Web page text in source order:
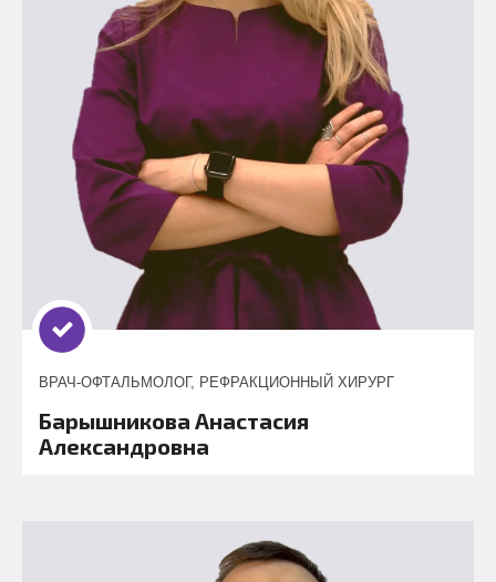
ВРАЧ-ОФТАЛЬМОЛОГ, РЕФРАКЦИОННЫЙ ХИРУРГ
Барышникова Анастасия
Александровна